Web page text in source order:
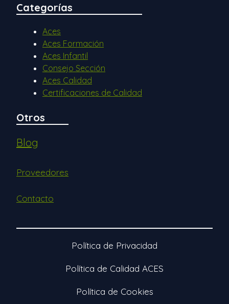
Categorías
Aces
Aces Formación
Aces Infantil
Consejo Sección
Aces Calidad
Certificaciones de Calidad
Otros
Blog
Proveedores
Contacto
Política de Privacidad
Política de Calidad ACES
Política de Cookies